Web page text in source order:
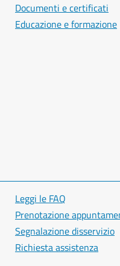
Documenti e certificati
Educazione e formazione
Leggi le FAQ
Prenotazione
Segnalazione disservizio
Richiesta assistenza